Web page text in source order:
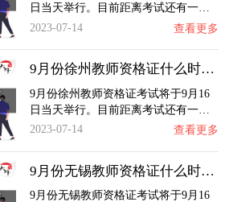
日当天举行。目前距离考试还有一…
2023-07-14
查看更多
9月份徐州教师资格证什么时候考？
9月份徐州教师资格证考试将于9月16
日当天举行。目前距离考试还有一…
2023-07-14
查看更多
9月份无锡教师资格证什么时候考？
9月份无锡教师资格证考试将于9月16